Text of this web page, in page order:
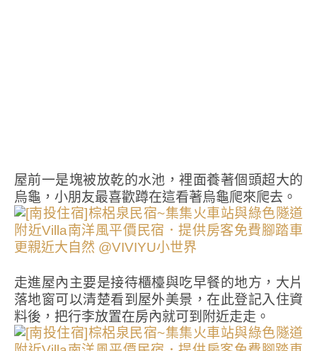
屋前一是塊被放乾的水池，裡面養著個頭超大的
烏龜，小朋友最喜歡蹲在這看著烏龜爬來爬去。
走進屋內主要是接待櫃檯與吃早餐的地方，大片
落地窗可以清楚看到屋外美景，在此登記入住資
料後，把行李放置在房內就可到附近走走。